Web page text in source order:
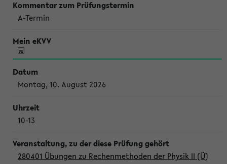
A-Termin
Montag, 10. August 2026
10-13
280401 Übungen zu Rechenmethoden der Physik II (Ü)